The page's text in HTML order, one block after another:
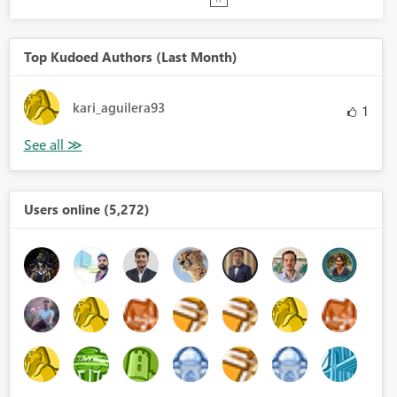
Top Kudoed Authors (Last Month)
kari_aguilera93 1
Users online (5,272)